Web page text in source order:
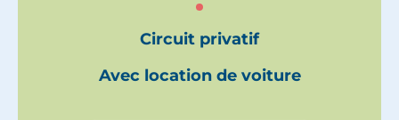
Circuit privatif
Avec location de voiture